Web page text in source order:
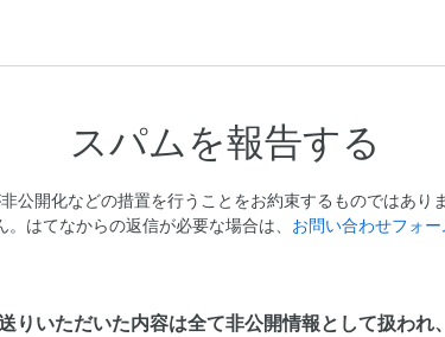
スパムを報告する
公開化などの措置を行うことをお約束するものではあり
はてなからの返信が必要な場合は、 お問い合わせフォー
りいただいた内容は全て非公開情報として扱われ